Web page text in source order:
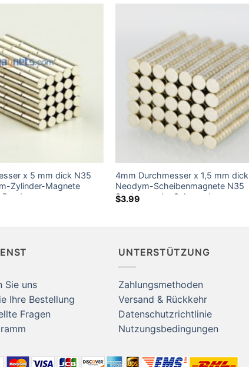
x 5 mm dick N35
Zylinder-Magnete
4mm Durchmesser x 1,5 mm dick
Neodym-Scheibenmagnete N35
Starker runder Seltenerd-
$3.99
Sie uns
Ihre Bestellung
Fragen
UNTERSTÜTZUNG
Zahlungsmethoden
Versand & Rückkehr
Datenschutzrichtlinie
Nutzungsbedingungen